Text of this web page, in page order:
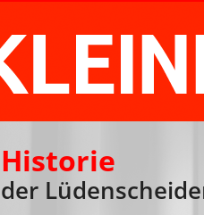
Historie
der